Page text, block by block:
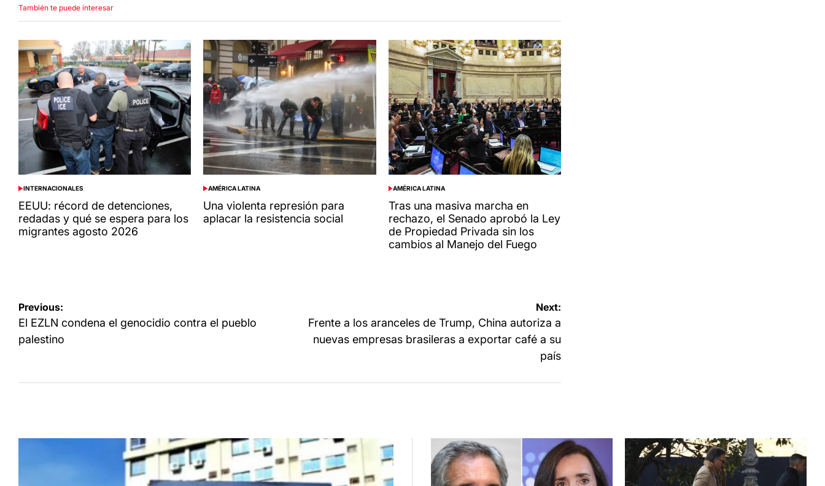
También te puede interesar
POSTED
IN
INTERNACIONALES
EEUU: récord de detenciones,
redadas y qué se espera para los
migrantes agosto 2026
POSTED
IN
AMÉRICA LATINA
Una violenta represión para
aplacar la resistencia social
POSTED
IN
AMÉRICA LATINA
Tras una masiva marcha en
rechazo, el Senado aprobó la Ley
de Propiedad Privada sin los
cambios al Manejo del Fuego
Navegación
de
entradas
Previous:
El EZLN condena el genocidio contra el pueblo
palestino
Next:
Frente a los aranceles de Trump, China autoriza a
nuevas empresas brasileras a exportar café a su
país